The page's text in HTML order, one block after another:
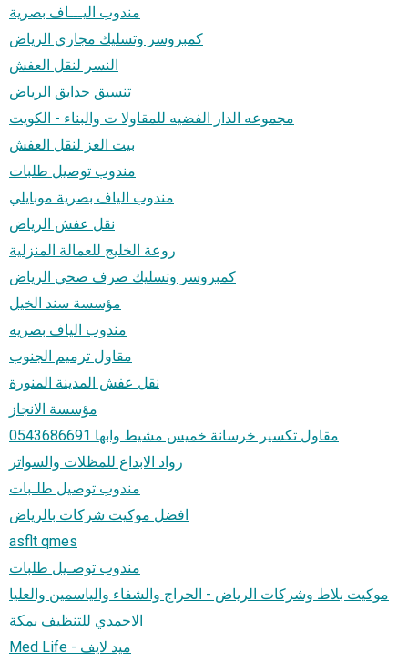
مندوب اليـــاف بصرية
كمبروسر وتسليك مجاري الرياض
النسر لنقل العفش
تنسيق حدايق الرياض
مجموعه الدار الفضيه للمقاولا ت والبناء - الكويت
بيت العز لنقل العفش
مندوب توصيل طلبات
مندوب الياف بصرية موبايلي
نقل عفش الرياض
روعة الخليج للعمالة المنزلية
كمبروسر وتسليك صرف صحي الرياض
مؤسسة سند الخيل
مندوب الياف بصريه
مقاول ترميم الجنوب
نقل عفش المدينة المنورة
مؤسسة الانجاز
مقاول تكسير خرسانة خميس مشيط وابها 0543686691
رواد الابداع للمظلات والسواتر
مندوب توصيل طلـبات
افضل موكيت شركات بالرياض
asflt qmes
مندوب توصـيل طلبات
موكيت بلاط وشركات الرياض - الحراج والشفاء والياسمين والعليا
الاحمدي للتنظيف بمكة
Med Life - ميد لايف